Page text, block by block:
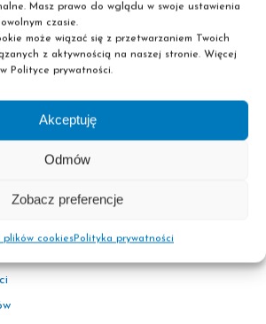
Masz prawo do wglądu w swoje ustawienia
czasie.
może wiązać się z przetwarzaniem Twoich
z aktywnością na naszej stronie. Więcej
Polityce prywatności.
Akceptuję
Odmów
Zobacz preferencje
plików cookiesPolityka prywatności